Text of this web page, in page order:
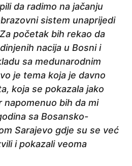
da radimo na jačanju
sistem unaprijedi
početak bih rekao da
nacija u Bosni i
sa medunarodnim
je tema koja je davno
koja se pokazala jako
napomenuo bih da mi
sa Bosansko-
Sarajevo gdje su se već
i pokazali veoma